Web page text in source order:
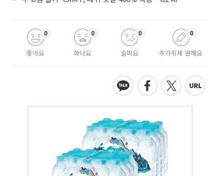
좋아요
0
화나요
0
슬퍼요
0
추가취재 원해요
0